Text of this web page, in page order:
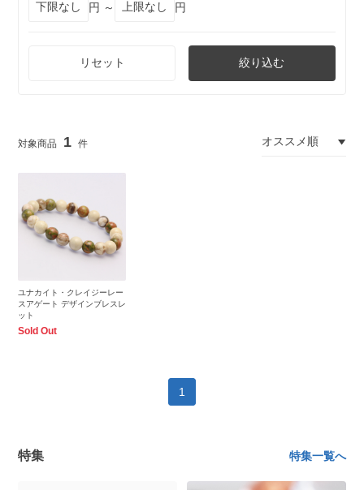
円 ～
円
リセット 絞り込む
1
ユナカイト・クレイジーレー
スアゲート デザインブレスレ
ット
Sold Out
1
特集 特集一覧へ